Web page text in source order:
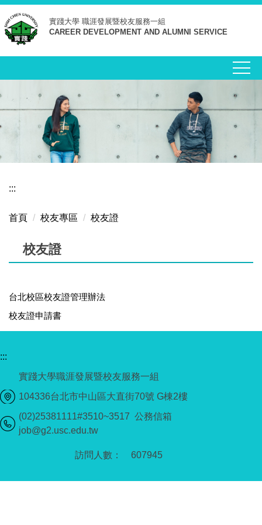
跳
到
主
要
區
實踐大學 職涯發展暨校友服務一組
CAREER DEVELOPMENT AND ALUMNI SERVICE
:::
首頁 校友專區 校友證
校友證
台北校區校友證管理辦法
校友證申請書
607945
:::
實踐大學職涯發展暨校友服務一組
104336台北市中山區大直街70號 G棟2樓
(02)25381111#3510~3517 公務信箱
job@g2.usc.edu.tw